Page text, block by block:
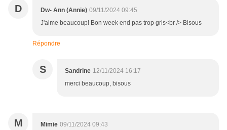
D Dw- Ann (Annie) 09/11/2024 09:45
J'aime beaucoup! Bon week end pas trop gris<br /> Bisous
Répondre
S Sandrine 12/11/2024 16:17
merci beaucoup, bisous
M Mimie 09/11/2024 09:43